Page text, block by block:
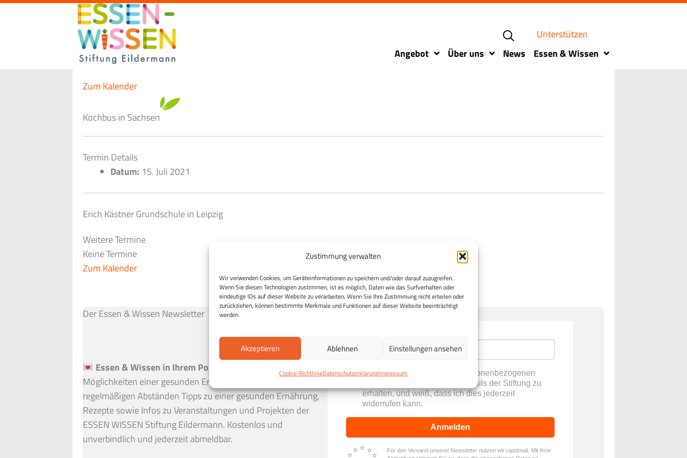
Zustimmung verwalten
Wir verwenden Cookies, um Geräteinformationen zu speichern und/oder darauf zuzugreifen.
Wenn Sie diesen Technologien zustimmen, ist es möglich, Daten wie das Surfverhalten oder
eindeutige IDs auf dieser Website zu verarbeiten. Wenn Sie Ihre Zustimmung nicht erteilen oder
zurückziehen, können bestimmte Merkmale und Funktionen auf dieser Website beeinträchtigt
werden.
Akzeptieren Ablehnen Einstellungen ansehen
Cookie-RichtlinieDatenschutzerklärungImpressum
Zum
Unterstützen
Angebot
Über uns News Essen & Wissen
Zum Kalender
Kochbus in Sachsen
Termin Details
Datum: 15. Juli 2021
Erich Kästner Grundschule in Leipzig
Weitere Termine
Keine Termine
Zum Kalender
Der Essen & Wissen Newsletter
Essen & Wissen in Ihrem Postfach:
Entdecken Sie die
Möglichkeiten einer gesunden Ernährung und erhalten Sie in
regelmäßigen Abständen Tipps zu einer gesunden Ernährung,
Rezepte sowie Infos zu Veranstaltungen und Projekten der
ESSEN WISSEN Stiftung Eildermann. Kostenlos und
unverbindlich und jederzeit abmeldbar.
Ich stimme zu, dass meine personenbezogenen
Daten genutzt werden, um E-Mails der Stiftung zu
erhalten, und weiß, dass ich dies jederzeit
widerrufen kann.
Anmelden
Für den Versand unserer Newsletter nutzen wir rapidmail. Mit Ihrer